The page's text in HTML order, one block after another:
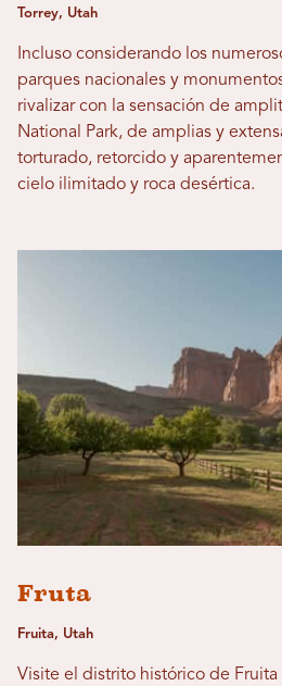
Torrey, Utah
Incluso considerando los
parques nacionales y
rivalizar con la sensación de
National Park, de amplias y
torturado, retorcido y
cielo ilimitado y roca desértica.
Fruta
Fruita, Utah
Visite el distrito histórico de